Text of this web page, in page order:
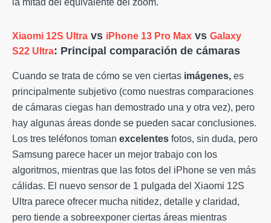
Xiaomi 12S Ultra vs iPhone 13 Pro Max vs Galaxy
S22 Ultra: Principal comparación de cámaras
Cuando se trata de cómo se ven ciertas imágenes, es
principalmente subjetivo (como nuestras comparaciones
de cámaras ciegas han demostrado una y otra vez), pero
hay algunas áreas donde se pueden sacar conclusiones.
Los tres teléfonos toman excelentes fotos, sin duda, pero
Samsung parece hacer un mejor trabajo con los
algoritmos, mientras que las fotos del iPhone se ven más
cálidas. El nuevo sensor de 1 pulgada del Xiaomi 12S
Ultra parece ofrecer mucha nitidez, detalle y claridad,
pero tiende a sobreexponer ciertas áreas mientras